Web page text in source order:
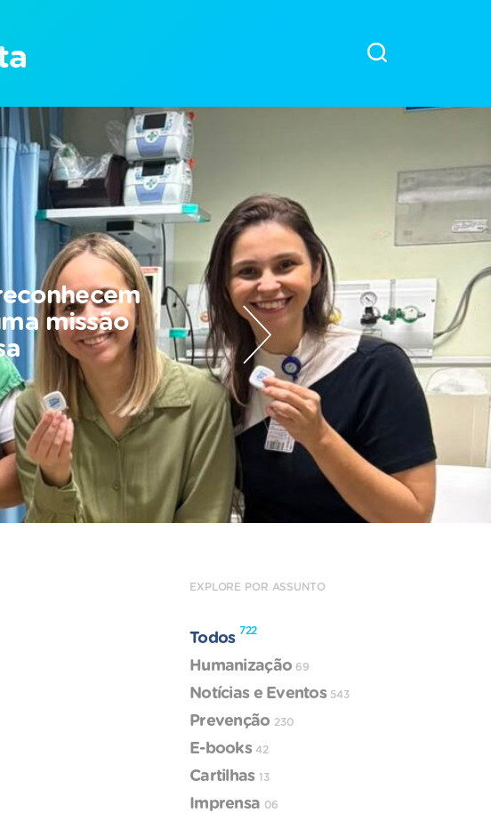
missão
EXPLORE POR ASSUNTO
Todos 722
Humanização 69
Notícias e Eventos 543
Prevenção 230
E-books 42
Cartilhas 13
Imprensa 06